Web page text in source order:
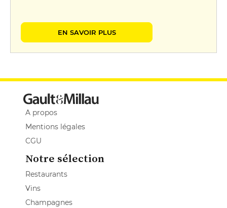
EN SAVOIR PLUS
A propos
Mentions légales
CGU
Notre sélection
Restaurants
Vins
Champagnes